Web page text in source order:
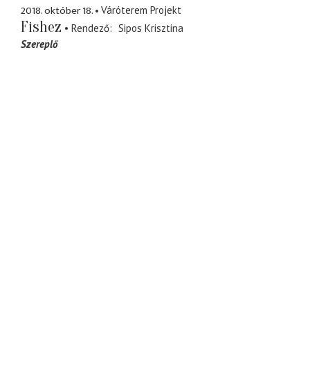
2018. október 18. Váróterem Projekt
Fishez Rendező
Sipos Krisztina
Szereplő